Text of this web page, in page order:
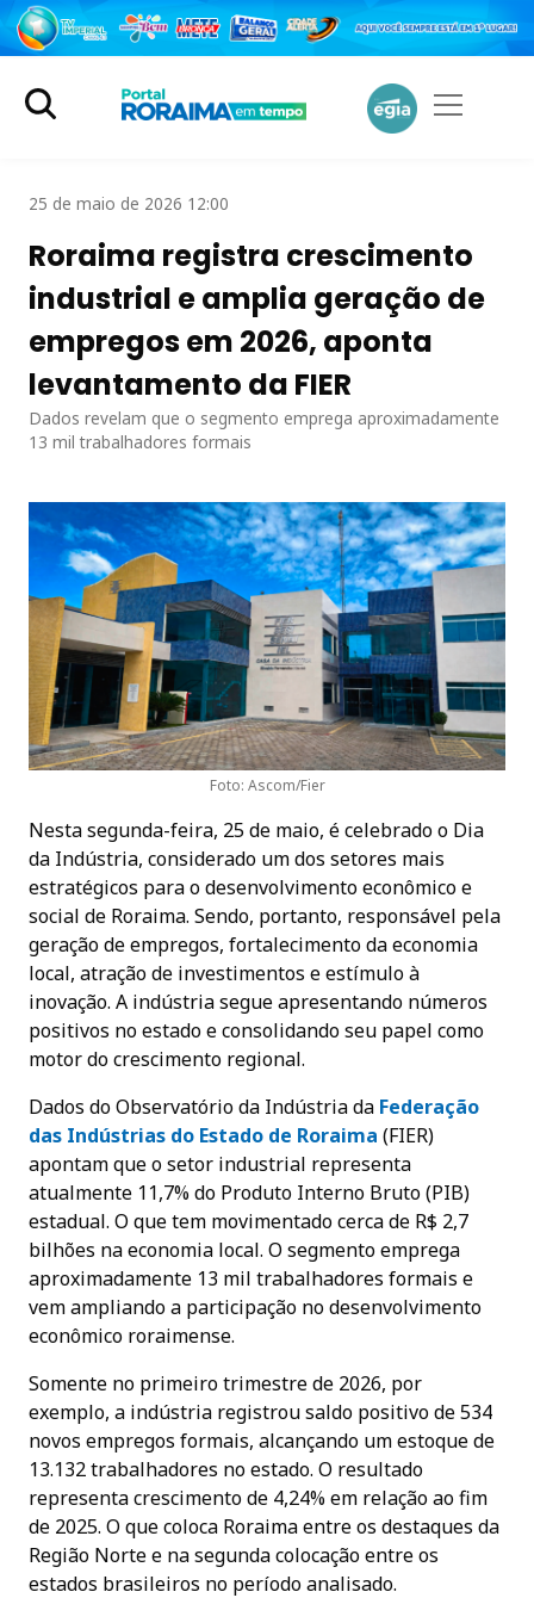
25 de maio de 2026 12:00
Roraima registra crescimento
industrial e amplia geração de
empregos em 2026, aponta
levantamento da FIER
Dados revelam que o segmento emprega aproximadamente
13 mil trabalhadores formais
Foto: Ascom/Fier
Nesta segunda-feira, 25 de maio, é celebrado o Dia
da Indústria, considerado um dos setores mais
estratégicos para o desenvolvimento econômico e
social de Roraima. Sendo, portanto, responsável pela
geração de empregos, fortalecimento da economia
local, atração de investimentos e estímulo à
inovação. A indústria segue apresentando números
positivos no estado e consolidando seu papel como
motor do crescimento regional.
Dados do Observatório da Indústria da Federação
das Indústrias do Estado de Roraima (FIER)
apontam que o setor industrial representa
atualmente 11,7% do Produto Interno Bruto (PIB)
estadual. O que tem movimentado cerca de R$ 2,7
bilhões na economia local. O segmento emprega
aproximadamente 13 mil trabalhadores formais e
vem ampliando a participação no desenvolvimento
econômico roraimense.
Somente no primeiro trimestre de 2026, por
exemplo, a indústria registrou saldo positivo de 534
novos empregos formais, alcançando um estoque de
13.132 trabalhadores no estado. O resultado
representa crescimento de 4,24% em relação ao fim
de 2025. O que coloca Roraima entre os destaques da
Região Norte e na segunda colocação entre os
estados brasileiros no período analisado.